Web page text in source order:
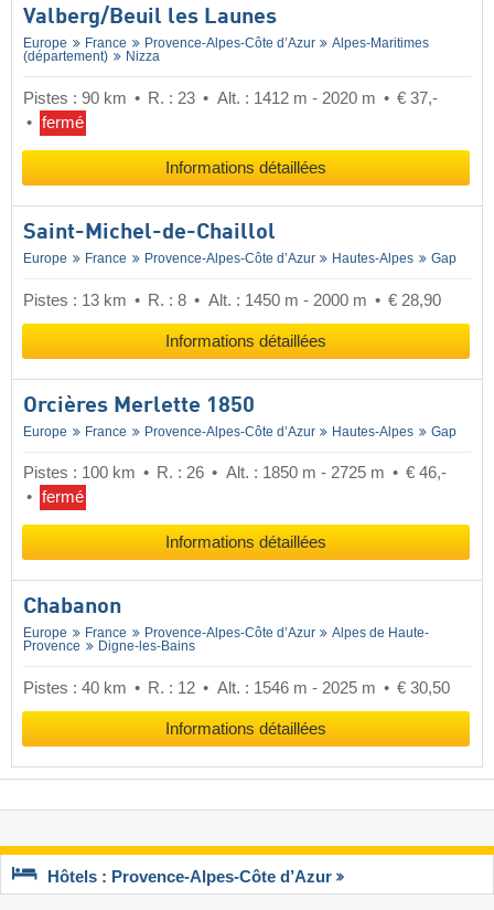
Valberg/​Beuil les Launes
Europe France Provence-Alpes-Côte d’Azur
Alpes-Maritimes
(département)
Nizza
Pistes : 90 km R. : 23 Alt. : 1412 m - 2020 m
€ 37,-
fermé
Informations détaillées
Saint-Michel-de-Chaillol
Europe France Provence-Alpes-Côte d’Azur Hautes-Alpes Gap
Pistes : 13 km R. : 8 Alt. : 1450 m - 2000 m € 28,90
Informations détaillées
Orcières Merlette 1850
Europe France Provence-Alpes-Côte d’Azur Hautes-Alpes Gap
Pistes : 100 km R. : 26 Alt. : 1850 m - 2725 m
€ 46,-
fermé
Informations détaillées
Chabanon
Europe France Provence-Alpes-Côte d’Azur
Alpes de Haute-
Provence
Digne-les-Bains
Pistes : 40 km R. : 12 Alt. : 1546 m - 2025 m € 30,50
Informations détaillées
Hôtels : Provence-Alpes-Côte d’Azur